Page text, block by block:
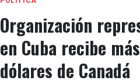
Organización
en Cuba recibe
dólares de Canadá